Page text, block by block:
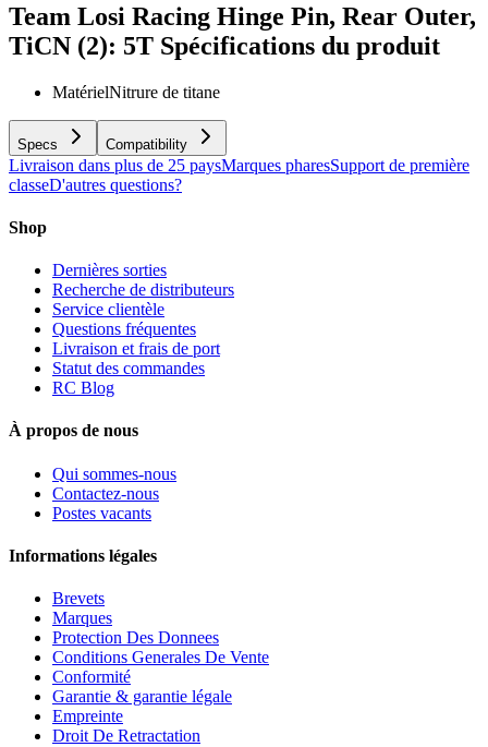
Team Losi Racing Hinge Pin, Rear Outer,
TiCN (2): 5T Spécifications du produit
MatérielNitrure de titane
Specs Compatibility
Livraison dans plus de 25 paysMarques pharesSupport de première
classeD'autres questions?
Shop
Dernières sorties
Recherche de distributeurs
Service clientèle
Questions fréquentes
Livraison et frais de port
Statut des commandes
RC Blog
À propos de nous
Qui sommes-nous
Contactez-nous
Postes vacants
Informations légales
Brevets
Marques
Protection Des Donnees
Conditions Generales De Vente
Conformité
Garantie & garantie légale
Empreinte
Droit De Retractation